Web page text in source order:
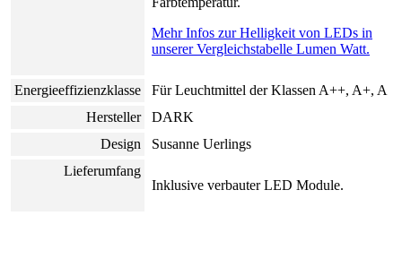
Mehr Infos zur Helligkeit von LEDs in
unserer Vergleichstabelle Lumen Watt.
Energieeffizienzklasse
Für Leuchtmittel der Klassen A++, A+, A
Hersteller
DARK
Design
Susanne Uerlings
Lieferumfang
Inklusive verbauter LED Module.